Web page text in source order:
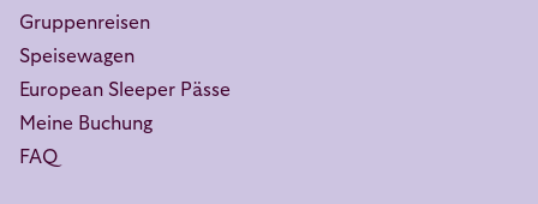
Gruppenreisen
Speisewagen
European Sleeper Pässe
Meine Buchung
FAQ